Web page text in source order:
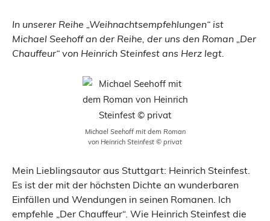
In unserer Reihe „Weihnachtsempfehlungen“ ist
Michael Seehoff an der Reihe, der uns den Roman „Der
Chauffeur“ von Heinrich Steinfest ans Herz legt.
Michael Seehoff mit dem Roman
von Heinrich Steinfest © privat
Mein Lieblingsautor aus Stuttgart: Heinrich Steinfest.
Es ist der mit der höchsten Dichte an wunderbaren
Einfällen und Wendungen in seinen Romanen. Ich
empfehle „Der Chauffeur“. Wie Heinrich Steinfest die